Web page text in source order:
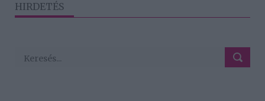
HIRDETÉS